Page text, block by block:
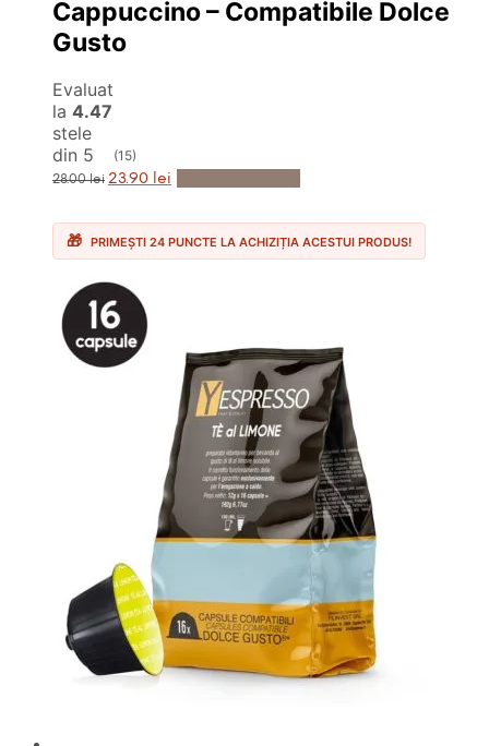
Cappuccino – Compatibile Dolce
Gusto
Evaluat
la 4.47
stele
din 5
(15)
28.00lei Prețul
inițial
fost:
28.00 lei.
23.90 lei Prețul
curent
23.90 lei.
PRIMEȘTI 24 PUNCTE LA ACHIZIȚIA ACESTUI PRODUS!